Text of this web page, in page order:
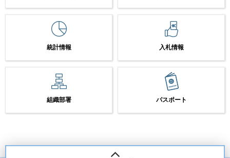
統計情報 入札情報
組織部署 パスポート